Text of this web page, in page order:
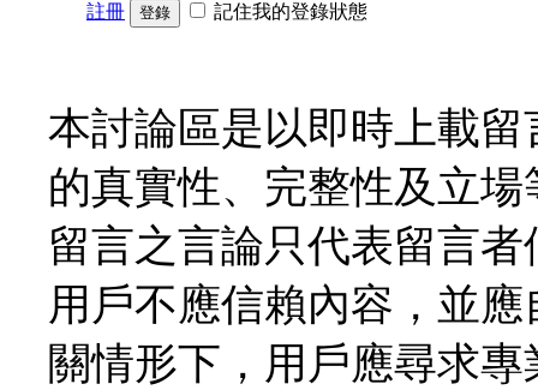
註冊
登錄 記住我的登錄狀態
本討論區是以即時上載
的真實性、完整性及立
留言之言論只代表留言
用戶不應信賴內容，並
關情形下，用戶應尋求